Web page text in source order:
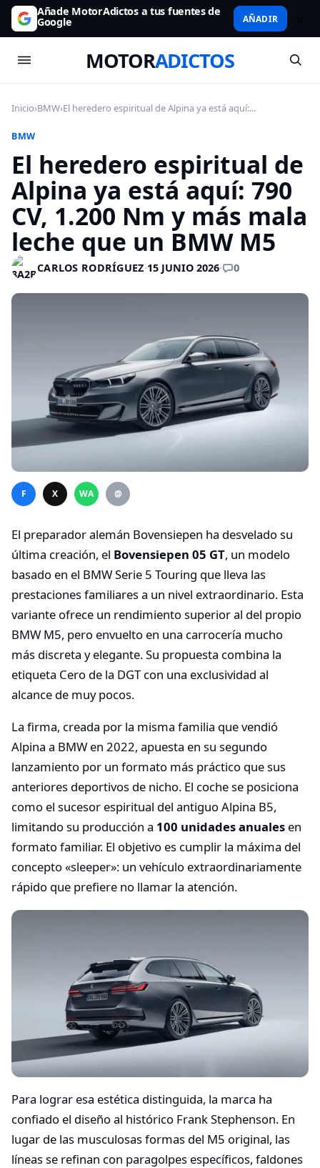
Añade MotorAdictos a tus fuentes de
Google AÑADIR
MOTORADICTOS
Inicio›BMW›El heredero espiritual de Alpina ya está aquí:...
BMW
El heredero espiritual de
Alpina ya está aquí: 790
CV, 1.200 Nm y más mala
leche que un BMW M5
CARLOS RODRÍGUEZ·15 JUNIO 2026· 0
F X WA @
El preparador alemán Bovensiepen ha desvelado su
última creación, el Bovensiepen 05 GT, un modelo
basado en el BMW Serie 5 Touring que lleva las
prestaciones familiares a un nivel extraordinario. Esta
variante ofrece un rendimiento superior al del propio
BMW M5, pero envuelto en una carrocería mucho
más discreta y elegante. Su propuesta combina la
etiqueta Cero de la DGT con una exclusividad al
alcance de muy pocos.
La firma, creada por la misma familia que vendió
Alpina a BMW en 2022, apuesta en su segundo
lanzamiento por un formato más práctico que sus
anteriores deportivos de nicho. El coche se posiciona
como el sucesor espiritual del antiguo Alpina B5,
limitando su producción a 100 unidades anuales en
formato familiar. El objetivo es cumplir la máxima del
concepto «sleeper»: un vehículo extraordinariamente
rápido que prefiere no llamar la atención.
Para lograr esa estética distinguida, la marca ha
confiado el diseño al histórico Frank Stephenson. En
lugar de las musculosas formas del M5 original, las
líneas se refinan con paragolpes específicos, faldones